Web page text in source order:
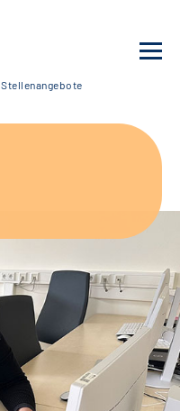
Stellenangebote